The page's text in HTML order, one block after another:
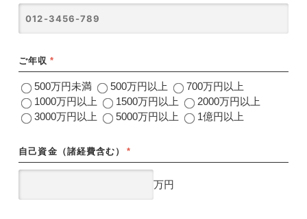
ご年収 *
500万円未満 500万円以上
700万円以上
1000万円以上
1500万円以上
2000万円以上
3000万円以上
5000万円以上 1億円以上
自己資金（諸経費含む） *
万円